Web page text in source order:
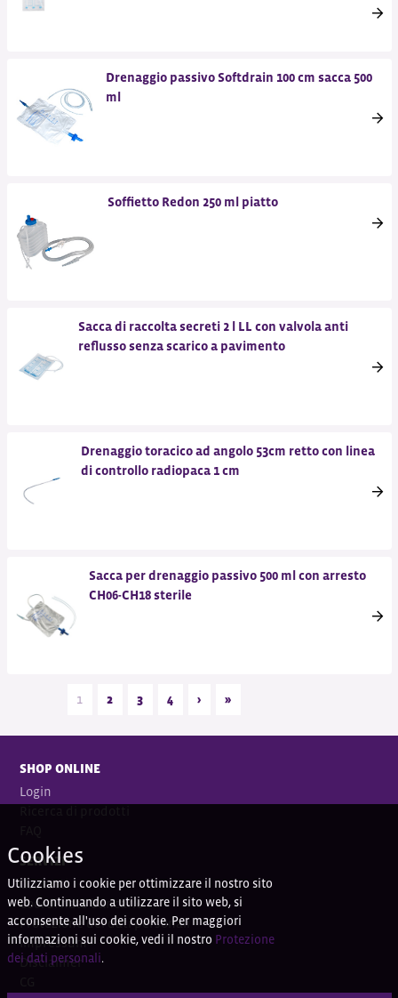
Drenaggio passivo Softdrain 100 cm sacca 500
ml
Soffietto Redon 250 ml piatto
Sacca di raccolta secreti 2 l LL con valvola anti
reflusso senza scarico a pavimento
Drenaggio toracico ad angolo 53cm retto con linea
di controllo radiopaca 1 cm
Sacca per drenaggio passivo 500 ml con arresto
CH06-CH18 sterile
1 2 3 4 › »
SHOP ONLINE
Login
SERVIZI
Contatti
Coordinate bancarie
Protezione dei dati personali
Impressum
Disclaimer
Cookies
Utilizziamo i cookie per ottimizzare il nostro sito
web. Continuando a utilizzare il sito web, si
acconsente all'uso dei cookie. Per maggiori
informazioni sui cookie, vedi il nostro Protezione
dei dati personali.